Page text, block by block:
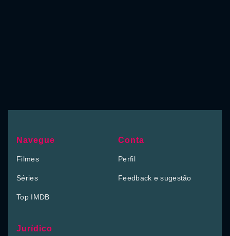
Navegue
Filmes
Séries
Top IMDB
Conta
Perfil
Feedback e sugestão
Jurídico